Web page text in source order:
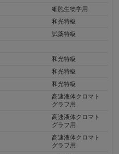
細胞生物学用
和光特級
試薬特級
和光特級
和光特級
和光特級
高速液体クロマト
グラフ用
高速液体クロマト
グラフ用
高速液体クロマト
グラフ用